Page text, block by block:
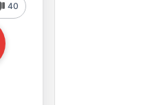
40